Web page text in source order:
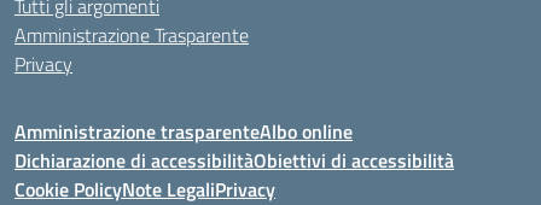
Tutti gli argomenti
Amministrazione Trasparente
Privacy
Amministrazione trasparenteAlbo online
Dichiarazione di accessibilitàObiettivi di accessibilità
Cookie PolicyNote LegaliPrivacy